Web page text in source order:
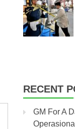
RECENT
GM For A